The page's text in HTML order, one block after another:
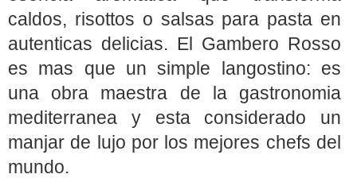
caldos, risottos o salsas para pasta en
autenticas delicias. El Gambero Rosso
es mas que un simple langostino: es
una obra maestra de la gastronomia
mediterranea y esta considerado un
manjar de lujo por los mejores chefs del
mundo.